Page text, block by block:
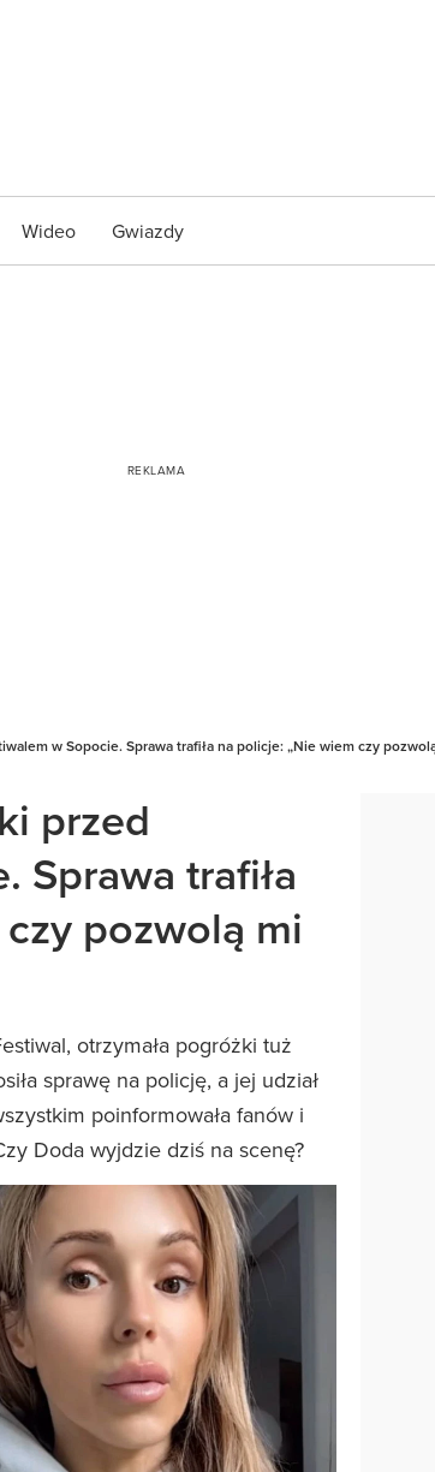
Wideo Gwiazdy
w Sopocie. Sprawa trafiła na policje: „Nie wiem czy
przed
Sprawa trafiła
pozwolą mi
otrzymała pogróżki tuż
sprawę na policję, a jej udział
poinformowała fanów i
Doda wyjdzie dziś na scenę?